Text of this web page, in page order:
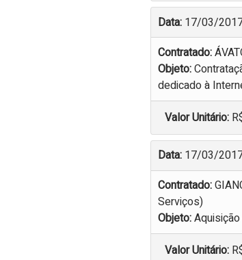
Data: 17/03/
Contratado:
Objeto:
dedicado à
Valor Unitário:
Data: 17/03/
Contratado:
Serviços)
Objeto:
Valor Unitário: